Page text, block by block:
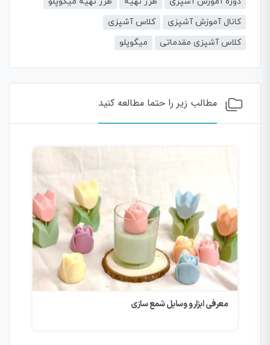
کانال آموزش آشپزی
کلاس آشپزی
کلاس آشپزی مقدماتی
میگوپلو
مطالب زیر را حتما مطالعه کنید
معرفی ابزار و وسایل شمع سازی